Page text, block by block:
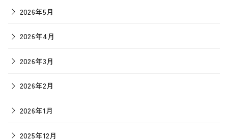
2026年5月
2026年4月
2026年3月
2026年2月
2026年1月
2025年12月